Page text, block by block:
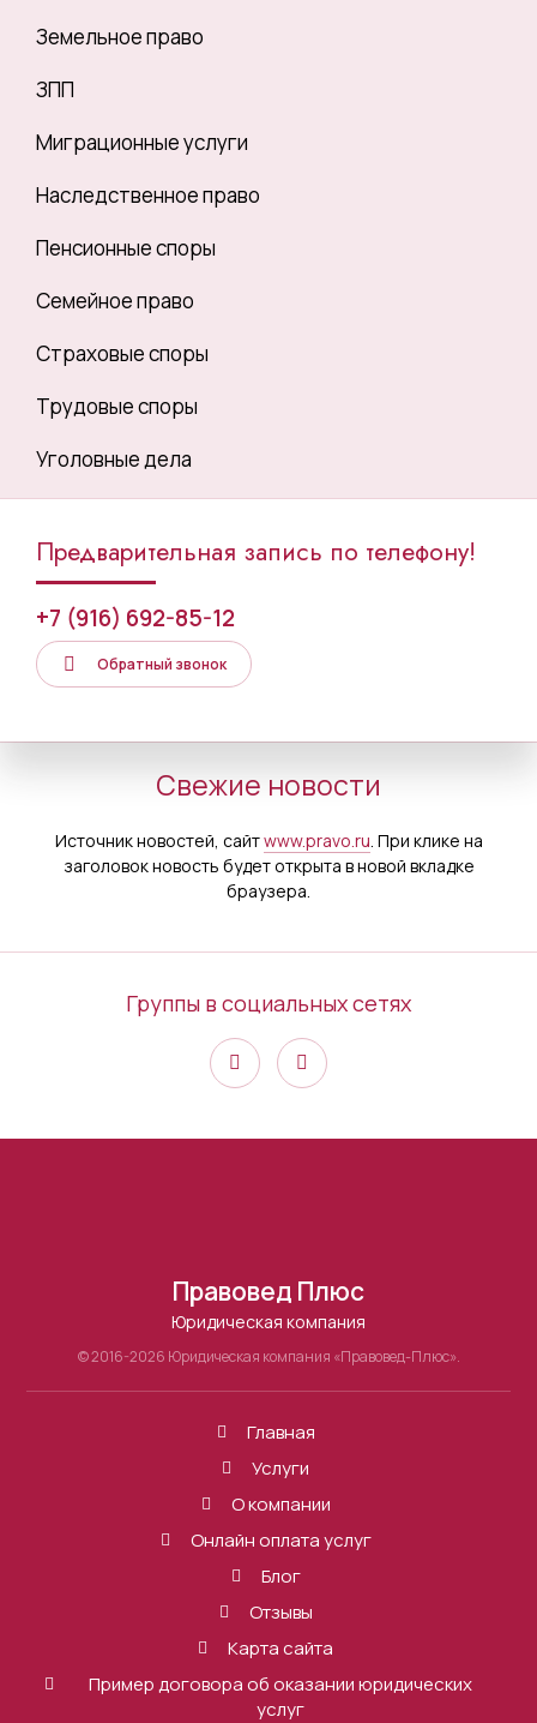
Земельное право
ЗПП
Миграционные услуги
Наследственное право
Пенсионные споры
Семейное право
Страховые споры
Трудовые споры
Уголовные дела
Предварительная запись по телефону!
+7 (916) 692-85-12
Обратный звонок
Свежие новости
Источник новостей, сайтwww.pravo.ru. При клике на
заголовок новость будет открыта в новой вкладке
браузера.
Группы в социальных сетях
Правовед Плюс
Юридическая компания
© 2016-2026 Юридическая компания «Правовед-Плюс».
Главная
Услуги
О компании
Онлайн оплата услуг
Блог
Отзывы
Карта сайта
Пример договора об оказании юридических
услуг